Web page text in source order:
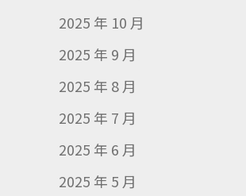
2025 年 10 月
2025 年 9 月
2025 年 8 月
2025 年 7 月
2025 年 6 月
2025 年 5 月